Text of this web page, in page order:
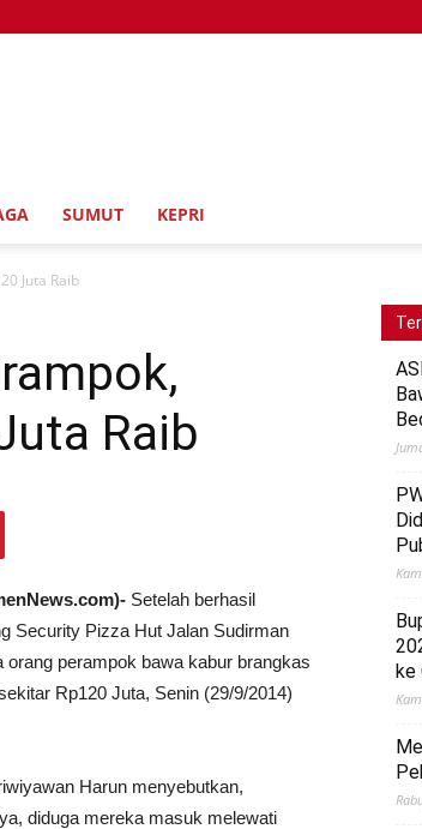
SUMUT KEPRI
Juta Raib
Raib
Setelah berhasil
Security Pizza Hut Jalan Sudirman
orang perampok bawa kabur brangkas
Rp120 Juta, Senin (29/9/2014)
Harun menyebutkan,
diduga mereka masuk melewati
ke